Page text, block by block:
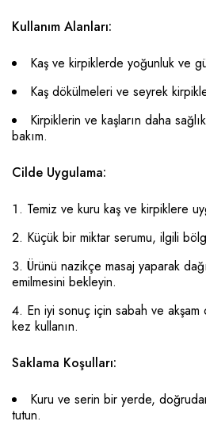
Kullanım Alanları:
Kaş ve kirpiklerde yoğunluk ve
Kaş dökülmeleri ve seyrek
Kirpiklerin ve kaşların daha
bakım.
Cilde Uygulama:
Temiz ve kuru kaş ve kirpiklere
Küçük bir miktar serumu, ilgili
Ürünü nazikçe masaj yaparak
emilmesini bekleyin.
En iyi sonuç için sabah ve
kez kullanın.
Saklama Koşulları:
Kuru ve serin bir yerde,
tutun.